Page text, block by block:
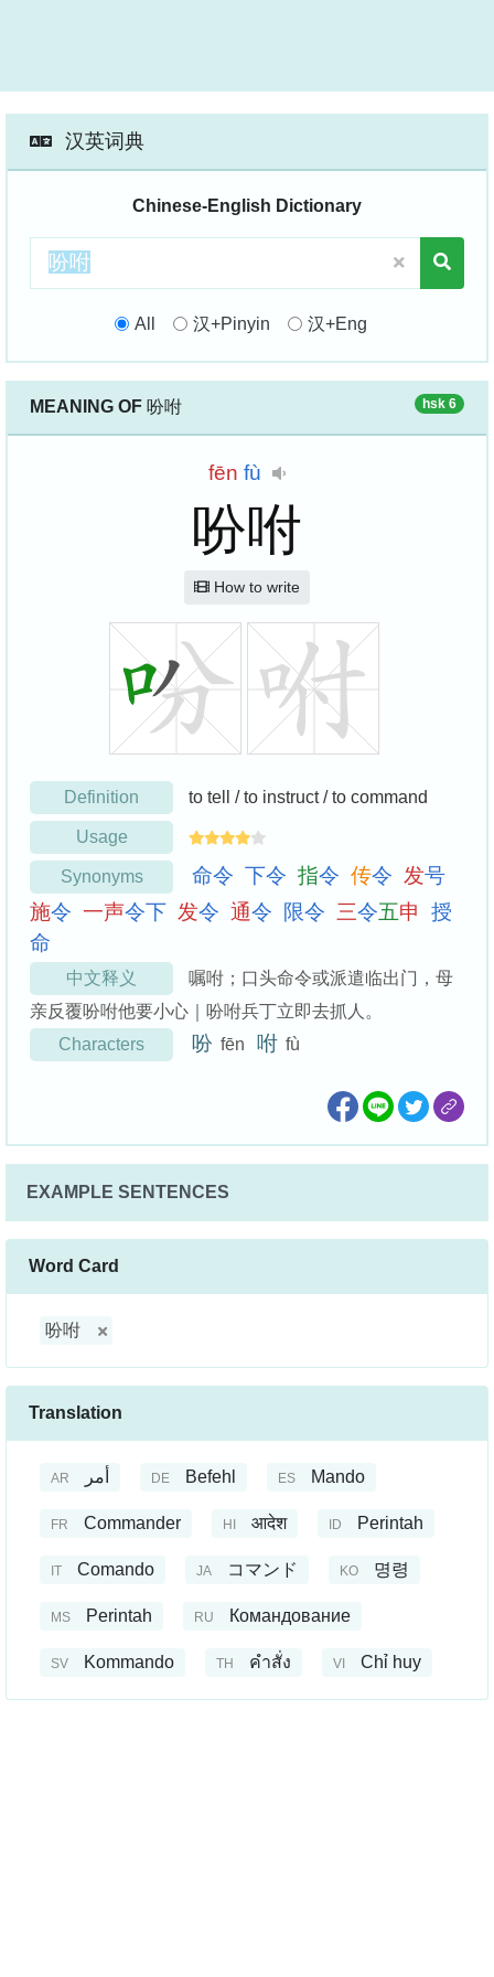
汉英词典
Chinese-English Dictionary
All 汉+Pinyin 汉+Eng
MEANING OF 吩咐 hsk 6
fēn fù
吩咐
How to write
Definition to tell / to instruct / to command
Usage
Synonyms 命令 下令 指令 传令 发号
施令 一声令下 发令 通令 限令 三令五申
授
命
中文释义
嘱咐；口头命令或派遣临出门，母
亲反覆吩咐他要小心｜吩咐兵丁立即去抓人。
Characters
吩 fēn 咐 fù
EXAMPLE SENTENCES
Word Card
吩咐
Translation
AR أمر DE Befehl ES Mando
FR Commander HI आदेश ID Perintah
IT Comando JA コマンド KO 명령
MS Perintah RU Командование
SV Kommando TH คำสั่ง VI Chỉ huy